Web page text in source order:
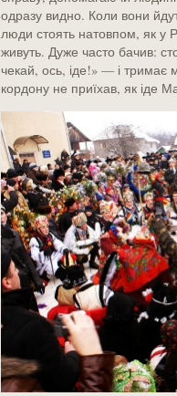
одразу видно. Коли вони
люди стоять натовпом, як
живуть. Дуже часто бачив:
чекай, ось, іде!» — і тримає
кордону не приїхав, як іде